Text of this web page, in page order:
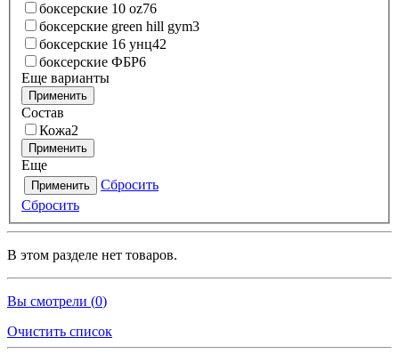
боксерские 10 oz76
боксерские green hill gym3
боксерские 16 унц42
боксерские ФБР6
Еще варианты
Применить
Состав
Кожа2
Применить
Еще
Применить
Сбросить
Сбросить
В этом разделе нет товаров.
Вы смотрели (0)
Очистить список